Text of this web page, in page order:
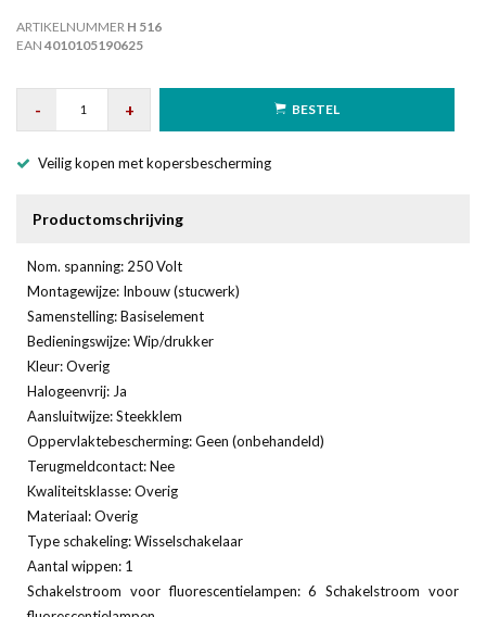
ARTIKELNUMMER H 516
EAN 4010105190625
- + BESTEL
Veilig kopen met kopersbescherming
Productomschrijving
Nom. spanning: 250 Volt
Montagewijze: Inbouw (stucwerk)
Samenstelling: Basiselement
Bedieningswijze: Wip/drukker
Kleur: Overig
Halogeenvrij: Ja
Aansluitwijze: Steekklem
Oppervlaktebescherming: Geen (onbehandeld)
Terugmeldcontact: Nee
Kwaliteitsklasse: Overig
Materiaal: Overig
Type schakeling: Wisselschakelaar
Aantal wippen: 1
Schakelstroom voor fluorescentielampen: 6 Schakelstroom voor